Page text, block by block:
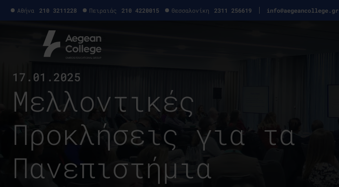
Αθήνα 210 3211228 Πειραιάς 210 4220015 Θεσσαλονίκη 2311 256619 info@aegeancollege.gr
17.01.2025
Μελλοντικές
Προκλήσεις για τα
Πανεπιστήμια